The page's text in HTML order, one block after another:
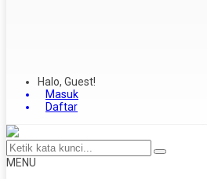
Halo, Guest!
Masuk
Daftar
MENU